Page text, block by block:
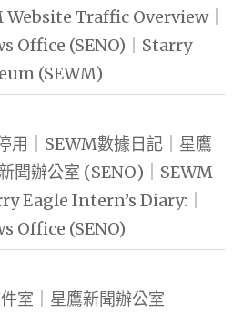
Website Traffic Overview｜
Office (SENO)｜Starry
(SEWM)
用｜SEWM數據日記｜星鷹
聞辦公室 (SENO)｜SEWM
Eagle Intern’s Diary:｜
Office (SENO)
室｜星鷹新聞辦公室